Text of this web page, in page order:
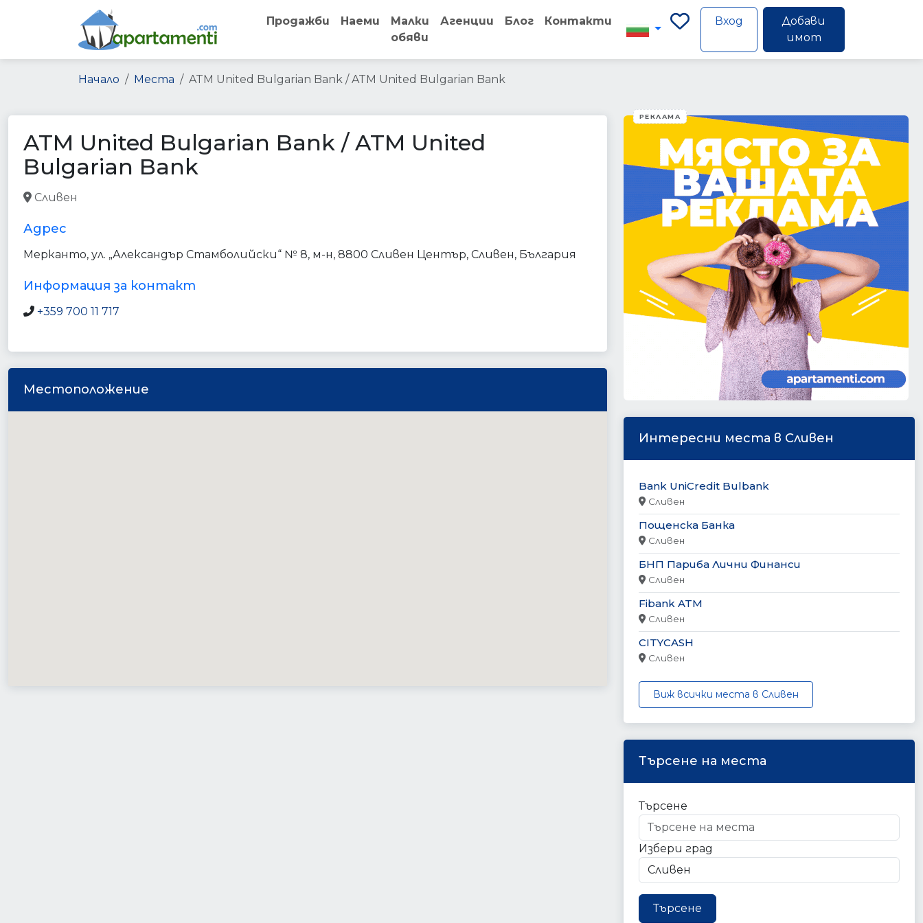
Продажби Наеми
Малки
обяви
Агенции Блог Контакти Вход
Добави
имот
Начало Места ATM United Bulgarian Bank / ATM United Bulgarian Bank
ATM United Bulgarian Bank / ATM United
Bulgarian Bank
Сливен
Адрес
Мерканто, ул. „Александър Стамболийски“ № 8, м-н, 8800 Сливен Център, Сливен, България
Информация за контакт
+359 700 11 717
Местоположение
РЕКЛАМА
Интересни места в Сливен
Bank UniCredit Bulbank
Сливен
Пощенска Банка
Сливен
БНП Париба Лични Финанси
Сливен
Fibank ATM
Сливен
CITYCASH
Сливен
Виж всички места в Сливен
Търсене на места
Търсене
Избери град
Търсене